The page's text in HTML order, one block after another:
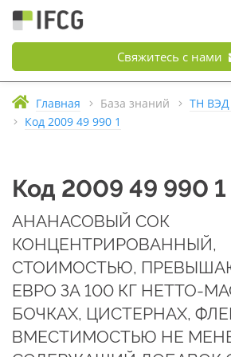
Свяжитесь с нами
Главная База знаний
ТН
Код 2009 49 990 1
Код 2009 49 990 1
АНАНАСОВЫЙ СОК
КОНЦЕНТРИРОВАННЫЙ,
СТОИМОСТЬЮ,
ЕВРО ЗА 100 КГ НЕТТО-
БОЧКАХ, ЦИСТЕРНАХ,
ВМЕСТИМОСТЬЮ НЕ